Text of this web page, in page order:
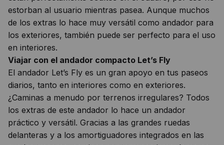
estorban al usuario mientras pasea. Aunque muchos
de los extras lo hace muy versátil como andador para
los exteriores, también puede ser perfecto para el uso
en interiores.
Viajar con el andador compacto Let’s Fly
El andador Let’s Fly es un gran apoyo en tus paseos
diarios, tanto en interiores como en exteriores.
¿Caminas a menudo por terrenos irregulares? Todos
los extras de este andador lo hace un andador
práctico y versátil. Gracias a las grandes ruedas
delanteras y a los amortiguadores integrados en las